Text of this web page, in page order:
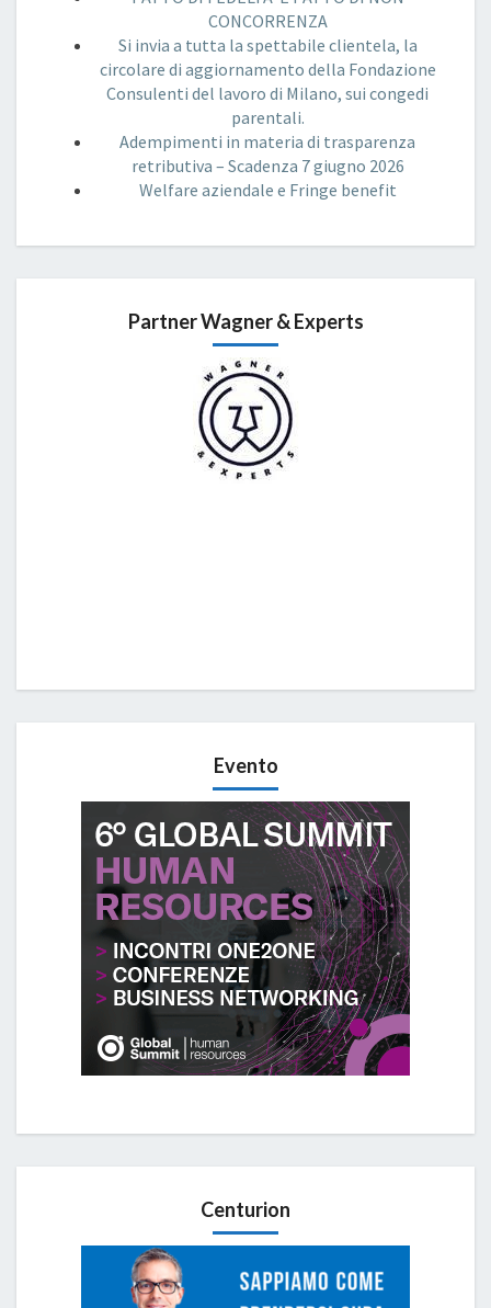
CONCORRENZA
Si invia a tutta la spettabile clientela, la
circolare di aggiornamento della Fondazione
Consulenti del lavoro di Milano, sui congedi
parentali.
Adempimenti in materia di trasparenza
retributiva – Scadenza 7 giugno 2026
Welfare aziendale e Fringe benefit
Partner Wagner & Experts
Evento
Centurion